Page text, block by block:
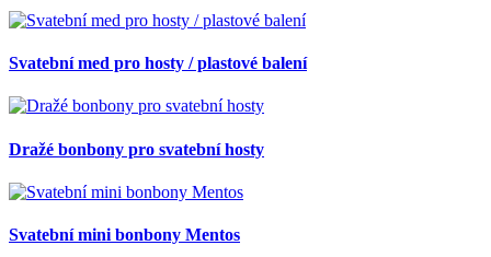
Svatební med pro hosty / plastové balení
Dražé bonbony pro svatební hosty
Svatební mini bonbony Mentos